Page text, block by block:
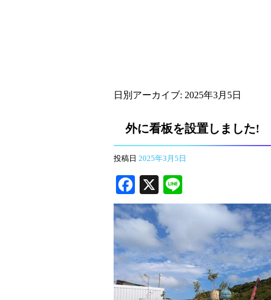
日別アーカイブ: 2025年3月5日
外に看板を設置しました!
投稿日 2025年3月5日
Fa
ce
bo
ok
X
ne